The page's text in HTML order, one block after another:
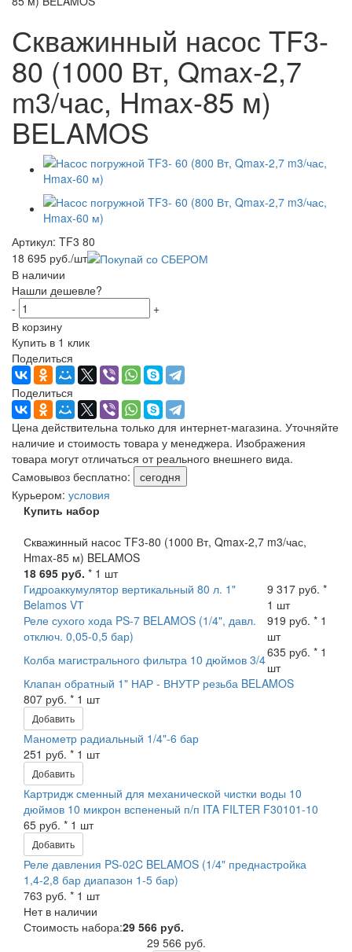
Скважинный насос TF3-
80 (1000 Вт, Qmax-2,7
m3/час, Hmax-85 м)
BELAMOS
Артикул: TF3 80
18 695 руб./шт
В наличии
Нашли дешевле?
-
+
В корзину
Купить в 1 клик
Поделиться
Поделиться
Цена действительна только для интернет-магазина. Уточняйте
наличие и стоимость товара у менеджера. Изображения
товара могут отличаться от реального внешнего вида.
Самовывоз бесплатно:
сегодня
Курьером: условия
Купить набор
Скважинный насос TF3-80 (1000 Вт, Qmax-2,7 m3/час,
Hmax-85 м) BELAMOS
18 695 руб. * 1 шт
Гидроаккумулятор вертикальный 80 л. 1"
Belamos VТ
9 317 руб. *
1 шт
Реле сухого хода PS-7 BELAMOS (1/4", давл.
отключ. 0,05-0,5 бар)
919 руб. * 1
шт
Колба магистрального фильтра 10 дюймов 3/4635 руб. * 1
шт
Клапан обратный 1" НАР - ВНУТР резьба BELAMOS
807 руб. * 1 шт
Добавить
Манометр радиальный 1/4"-6 бар
251 руб. * 1 шт
Добавить
Картридж сменный для механической чистки воды 10
дюймов 10 микрон вспененый п/п ITA FILTER F30101-10
65 руб. * 1 шт
Добавить
Реле давления PS-02C BELAMOS (1/4" преднастройка
1,4-2,8 бар диапазон 1-5 бар)
763 руб. * 1 шт
Нет в наличии
Стоимость набора:29 566 руб.
29 566 руб.